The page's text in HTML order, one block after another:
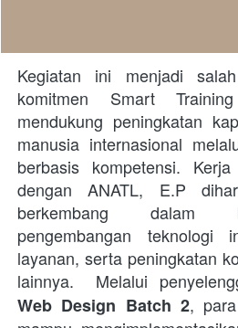
Kegiatan ini menjadi
komitmen Smart
mendukung peningkatan
manusia internasional
berbasis kompetensi.
dengan ANATL, E.P
berkembang dalam
pengembangan teknologi
layanan, serta peningkatan
lainnya.  Melalui
Web Design Batch 2,